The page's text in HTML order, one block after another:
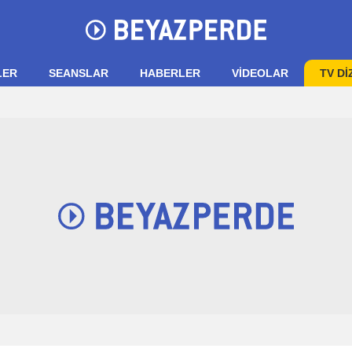
SEANSLAR HABERLER VIDEOLAR TV